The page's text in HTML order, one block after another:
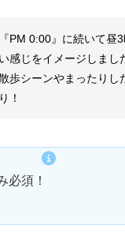
PM 0:00』に続いて昼3
感じをイメージしまし
歩シーンやまったりし
！
必須！